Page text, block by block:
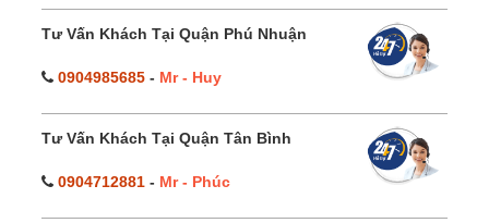
Tư Vấn Khách Tại Quận Phú Nhuận
0904985685 - Mr - Huy
Tư Vấn Khách Tại Quận Tân Bình
0904712881 - Mr - Phúc